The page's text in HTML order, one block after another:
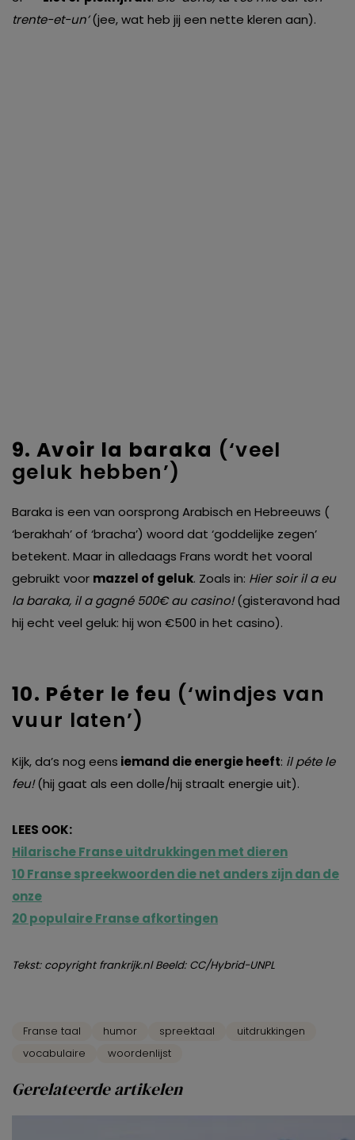
trente-et-un’(jee, wat heb jij een nette kleren aan).
9. Avoir la baraka (‘veel
geluk hebben’)
Baraka is een van oorsprong Arabisch en Hebreeuws (
‘berakhah’ of ‘bracha’) woord dat ‘goddelijke zegen’
betekent. Maar in alledaags Frans wordt het vooral
gebruikt voor mazzel of geluk. Zoals in: Hier soir il a eu
la baraka, il a gagné 500€ au casino!(gisteravond had
hij echt veel geluk: hij won €500 in het casino).
10. Péter le feu (‘windjes van
vuur laten’)
Kijk, da’s nog eens iemand die energie heeft: il péte le
feu!(hij gaat als een dolle/hij straalt energie uit).
LEES OOK:
Hilarische Franse uitdrukkingen met dieren
10 Franse spreekwoorden die net anders zijn dan de
onze
20 populaire Franse afkortingen
Tekst: copyright frankrijk.nl Beeld: CC/Hybrid-UNPL
Franse taal humor spreektaal
uitdrukkingen
vocabulaire
woordenlijst
Gerelateerde artikelen